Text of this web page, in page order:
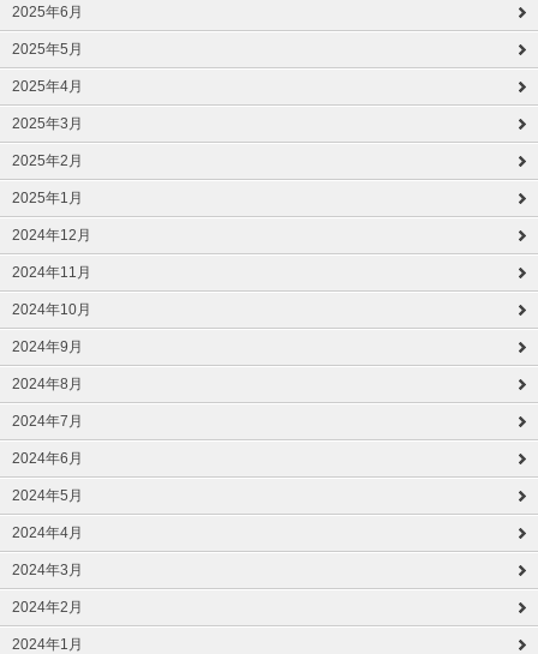
2025年6月
2025年5月
2025年4月
2025年3月
2025年2月
2025年1月
2024年12月
2024年11月
2024年10月
2024年9月
2024年8月
2024年7月
2024年6月
2024年5月
2024年4月
2024年3月
2024年2月
2024年1月